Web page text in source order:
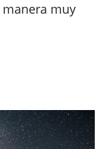
manera muy